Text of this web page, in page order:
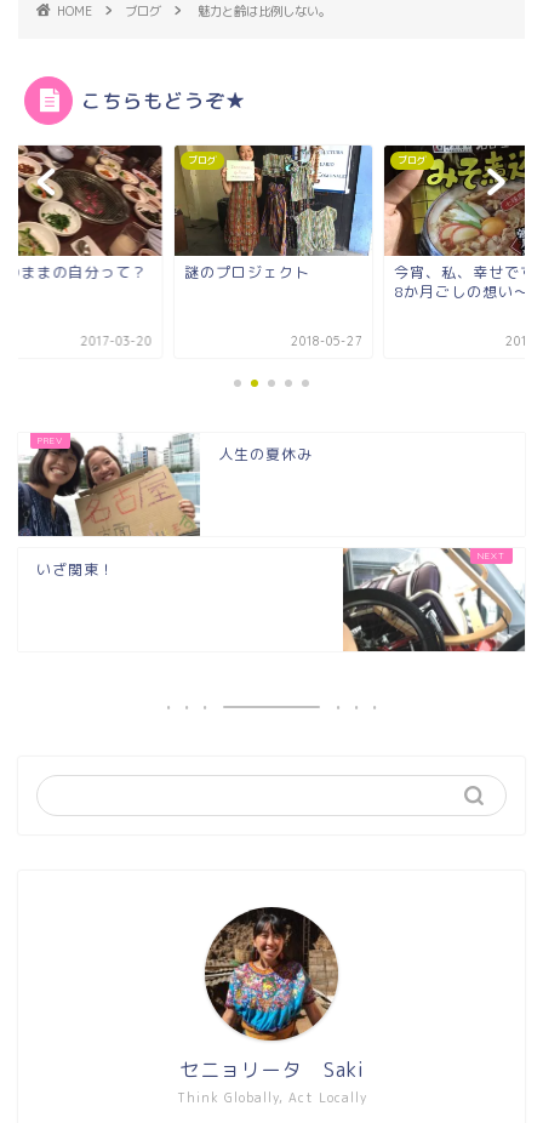
HOME ブログ 魅力と齢は比例しない。
こちらもどうぞ★
プロジェクト
2018-05-27
ブログ
今宵、私、幸せです。～
2017-11-17
ブログ
ただいま ハポン！
2018-
人生の夏休み
いざ関東！
Think Globally, Act Locally
セニョリータ Saki